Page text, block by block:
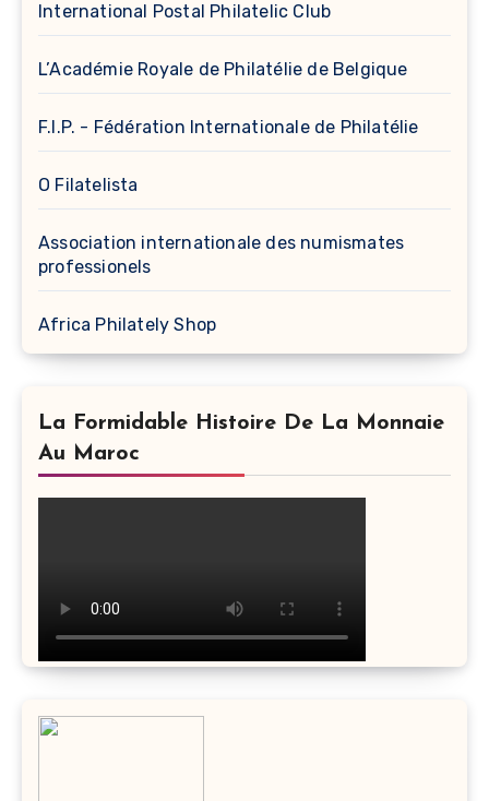
International Postal Philatelic Club
L’Académie Royale de Philatélie de Belgique
F.I.P. - Fédération Internationale de Philatélie
O Filatelista
Association internationale des numismates
professionels
Africa Philately Shop
La Formidable Histoire De La Monnaie
Au Maroc